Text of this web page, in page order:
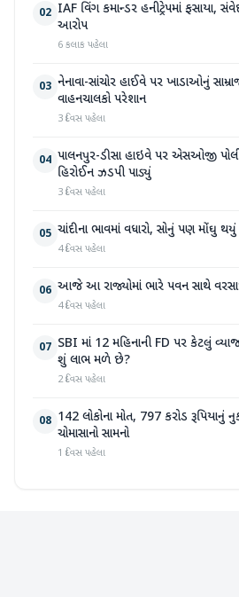
02 IAF વિંગ કમાન્ડર હનીટ્રેપમાં ફસાયા,
આરોપ
6 કલાક પહેલા
03 નેનાવા-સાંચોર હાઈવે પર ખાડાઓનું
વાહનચાલકો પરેશાન
3 દિવસ પહેલા
04 પાલનપુર-ડીસા હાઇવે પર એસઓજી
હિરોઈન ઝડપી પાડ્યું
3 દિવસ પહેલા
05 ચાંદીના ભાવમાં વધારો, સોનું પણ મોંઘુ થયું
4 દિવસ પહેલા
06 આજે આ રાજ્યોમાં ભારે પવન સાથે
4 દિવસ પહેલા
07 SBI માં 12 મહિનાની FD પર કેટલું
શું લાભ મળે છે?
2 દિવસ પહેલા
08 142 લોકોના મોત, 797 કરોડ રૂપિયાનું
ચોમાસાનો સામનો
1 દિવસ પહેલા